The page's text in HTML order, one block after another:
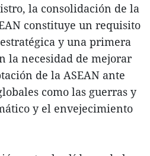
la consolidación de la
constituye un requisito
y una primera
la necesidad de mejorar
de la ASEAN ante
como las guerras y
y el envejecimiento